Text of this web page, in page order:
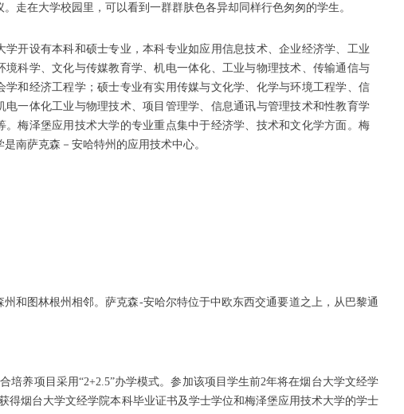
走在大学校园里，可以看到一群群肤色各异却同样行色匆匆的学生。
学开设有本科和硕士专业，本科专业如应用信息技术、企业经济学、工业
境科学、文化与传媒教育学、机电一体化、工业与物理技术、传输通信与
学和经济工程学；硕士专业有实用传媒与文化学、化学与环境工程学、信
电一体化工业与物理技术、项目管理学、信息通讯与管理技术和性教育学
。梅泽堡应用技术大学的专业重点集中于经济学、技术和文化学方面。梅
南萨克森－安哈特州的应用技术中心。
和图林根州相邻。萨克森-安哈尔特位于中欧东西交通要道之上，从巴黎通
培养项目采用“2+2.5”办学模式。参加该项目学生前2年将在烟台大学文经学
得烟台大学文经学院本科毕业证书及学士学位和梅泽堡应用技术大学的学士